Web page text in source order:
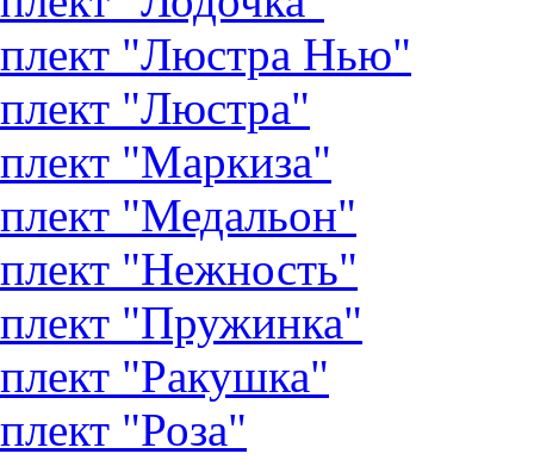
"Люстра Нью"
"Люстра"
"Маркиза"
"Медальон"
"Нежность"
"Пружинка"
"Ракушка"
"Роза"